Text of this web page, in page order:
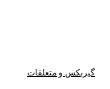
گیربکس و متعلقات